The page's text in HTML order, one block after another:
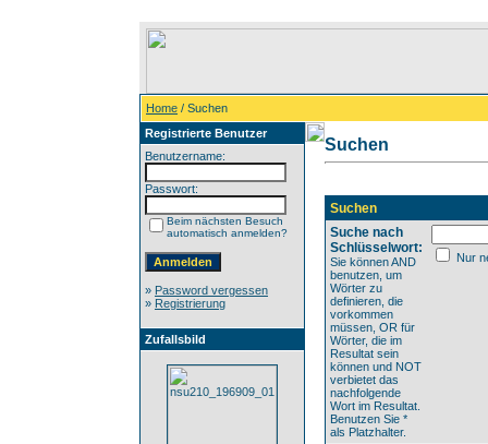
Home / Suchen
Registrierte Benutzer
Benutzername:
Passwort:
Beim nächsten Besuch
automatisch anmelden?
» Password vergessen
» Registrierung
Zufallsbild
Suchen
Suchen
Suche nach
Schlüsselwort:
Sie können AND
benutzen, um
Wörter zu
definieren, die
vorkommen
müssen, OR für
Wörter, die im
Resultat sein
können und NOT
verbietet das
nachfolgende
Wort im Resultat.
Benutzen Sie *
als Platzhalter.
Nur